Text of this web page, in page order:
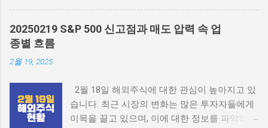
각 지역의 주식 시장 현황을 살펴보겠습니다.
2025 fomc 일정 시황분석 해외주식 2월 18일
주식현황 개요 2월 18일, 미국 증시는 휴장 상태
차익 실현이 이루어지고 있는 상황입니다. 이러
한 흐름은 각국의 경제 지표와 정치적 상황에 따
라 달라지고 있습니다. 미국 증시 현황 미국 증
20250219 S&P 500 신고점과 매도 압력 속 업
종별 흐름
2월 19, 2025
2월 18일 해외주식에 대한 관심이 높아지고 있
습니다. 최근 시장의 변화는 많은 투자자들에게
이목을 끌고 있으며, 이에 대한 정보를 파악하는